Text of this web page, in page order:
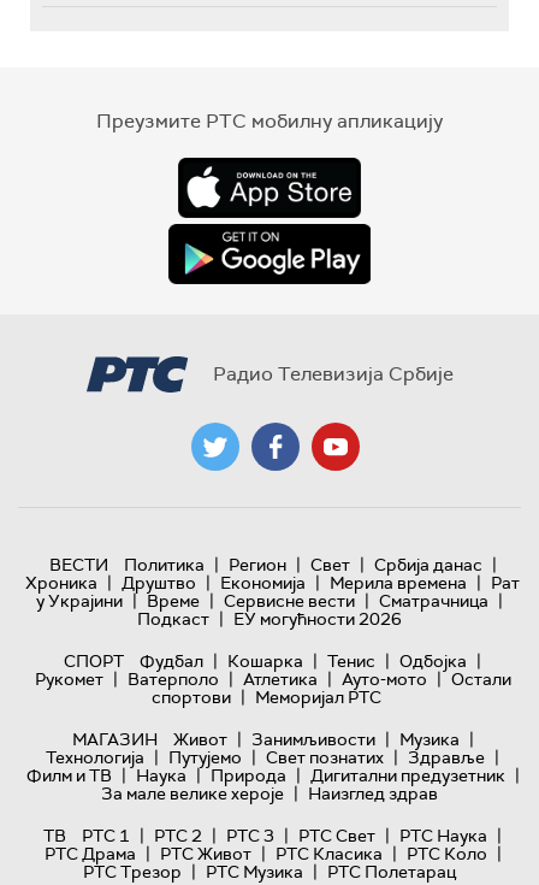
Преузмите РТС мобилну апликацију
Радио Телевизија Србије
ВЕСТИ Политика | Регион | Свет | Србија данас |
Хроника | Друштво | Економија | Мерила времена | Рат
у Украјини | Време | Сервисне вести | Сматрачница |
Подкаст | ЕУ могућности 2026
СПОРТ
Фудбал | Кошарка | Тенис | Одбојка |
Рукомет | Ватерполо | Атлетика | Ауто-мото | Остали
спортови | Меморијал РТС
МАГАЗИН
Живот | Занимљивости | Музика |
Технологијa | Путујемо | Свет познатих | Здравље |
Филм и ТВ | Наука | Природа | Дигитални предузетник |
За мале велике хероје | Наизглед здрав
ТВ
РТС 1 | РТС 2 | РТС 3 | РТС Свет | РТС Наука |
РТС Драма | РТС Живот | РТС Класика | РТС Коло |
РТС Трезор | РТС Музика | РТС Полетарац